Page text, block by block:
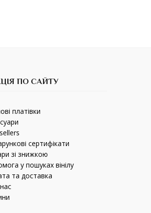
ПО САЙТУ
платівки
сертифікати
зі знижкою
у пошуках вінілу
та доставка